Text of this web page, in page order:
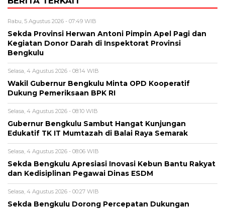
Rabu, 5 Agustus 2026 - 07:49 WIB
Sekda Provinsi Herwan Antoni Pimpin Apel Pagi dan
Kegiatan Donor Darah di Inspektorat Provinsi
Bengkulu
Selasa, 4 Agustus 2026 - 08:14 WIB
Wakil Gubernur Bengkulu Minta OPD Kooperatif
Dukung Pemeriksaan BPK RI
Selasa, 4 Agustus 2026 - 08:10 WIB
Gubernur Bengkulu Sambut Hangat Kunjungan
Edukatif TK IT Mumtazah di Balai Raya Semarak
Selasa, 4 Agustus 2026 - 08:06 WIB
Sekda Bengkulu Apresiasi Inovasi Kebun Bantu Rakyat
dan Kedisiplinan Pegawai Dinas ESDM
Selasa, 4 Agustus 2026 - 00:27 WIB
Sekda Bengkulu Dorong Percepatan Dukungan